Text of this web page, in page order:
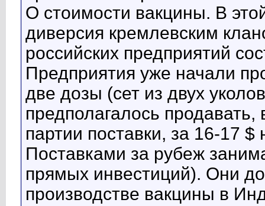
О стоимости вакцины. В
диверсия кремлевским
российских предприятий
Предприятия уже начали
две дозы (сет из двух
предполагалось продавать,
партии поставки, за 16-17 $
Поставками за рубеж
прямых инвестиций). Они
производстве вакцины в